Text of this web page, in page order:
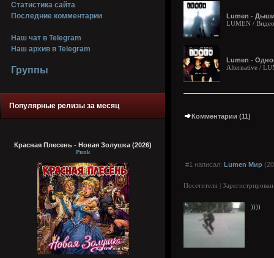
Статистика сайта
Последние комментарии
Наш чат в Telegram
Наш архив в Telegram
Группы
Популярные релизы за месяц
Красная Плесень - Новая Золушка (2026)
Punk
Lumen -
LUMEN / Видео
Lumen -
Alternative /
Комментарии (11)
#1 написал: Lumen Mир
Посетители |
))))